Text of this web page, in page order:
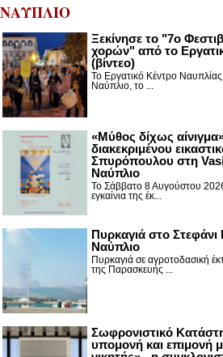
ΝΑΥΠΛΙΟ
Ξεκίνησε το "7ο
χορών" από το
(βίντεο)
Το Εργατικό Κέντρο
Ναύπλιο, το ...
«Μύθος δίχως
διακεκριμένου
Σπυρόπουλου στη
Ναύπλιο
Το Σάββατο 8 Αυγούστου
εγκαίνια της έκ...
Πυρκαγιά στο
Ναύπλιο
Πυρκαγιά σε αγροτοδασική
της Παρασκευής ...
Σωφρονιστικό
υπομονή και επιμονή